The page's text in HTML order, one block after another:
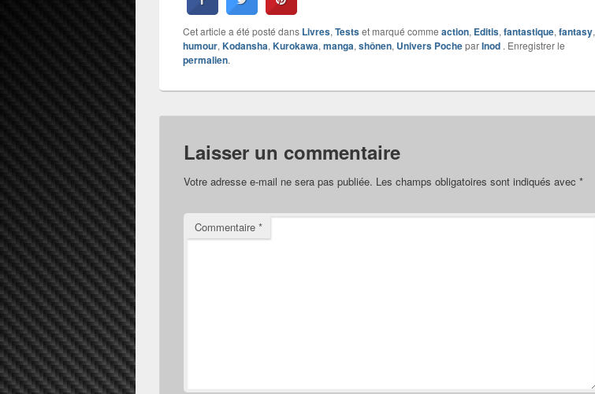
Cet article a été posté dans Livres, Testset marqué comme action, Editis, fantastique, fantasy,
humour, Kodansha, Kurokawa, manga, shônen, Univers PocheparInod . Enregistrer le
permalien.
Laisser un commentaire
Votre adresse e-mail ne sera pas publiée. Les champs obligatoires sont indiqués avec *
Commentaire *